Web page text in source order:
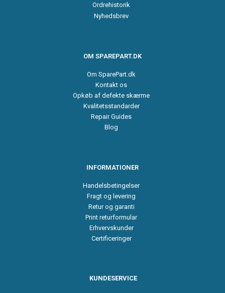
Ordrehistorik
Nyhedsbrev
OM SPAREPART.DK
Om SparePart.dk
Kontakt os
Opkøb af defekte skærme
Kvalitetsstandarder
Repair Guides
Blog
INFORMATIONER
Handelsbetingelser
Fragt og levering
Retur og garanti
Print returformular
Erhvervskunder
Certificeringer
KUNDESERVICE